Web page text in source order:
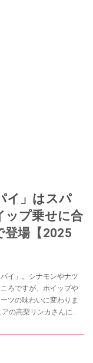
イ」はスパ
ップ乗せに合
登場【2025
イ」。シナモンやナツ
ろですが、ホイップや
ツの味わいに変わりま
の高梨リンカさんに、
の「キャラメルフラ